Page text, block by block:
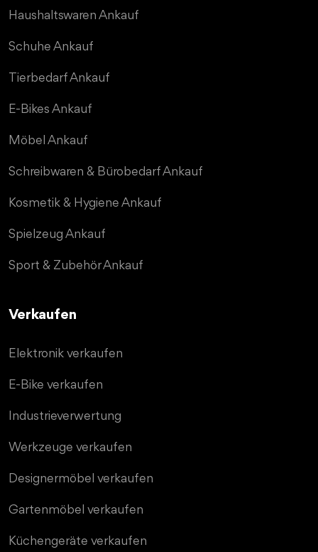
Haushaltswaren Ankauf
Schuhe Ankauf
Tierbedarf Ankauf
E-Bikes Ankauf
Möbel Ankauf
Schreibwaren & Bürobedarf Ankauf
Kosmetik & Hygiene Ankauf
Spielzeug Ankauf
Sport & Zubehör Ankauf
Verkaufen
Elektronik verkaufen
E-Bike verkaufen
Industrieverwertung
Werkzeuge verkaufen
Designermöbel verkaufen
Gartenmöbel verkaufen
Küchengeräte verkaufen